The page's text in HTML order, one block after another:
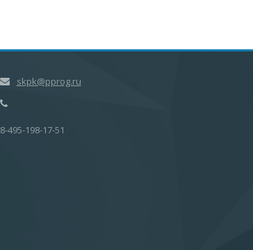
skpk@pprog.ru
8-495-198-17-51